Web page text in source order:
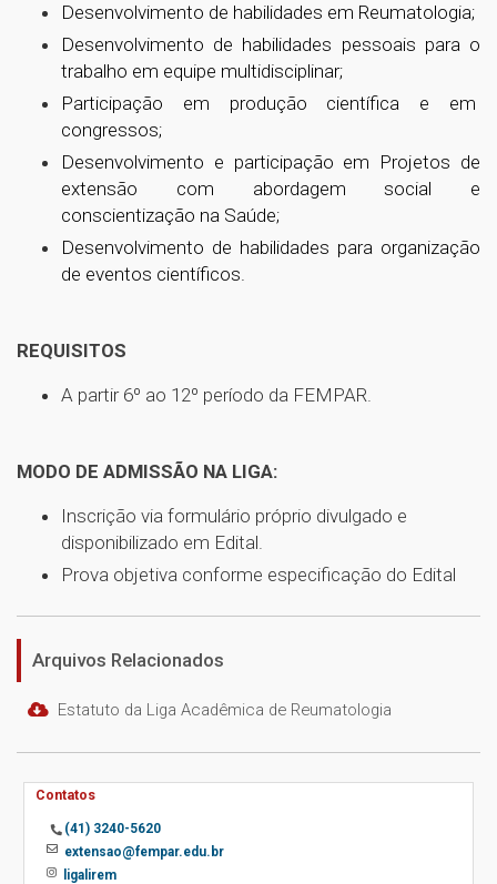
Desenvolvimento de habilidades em Reumatologia;
Desenvolvimento de habilidades pessoais para o
trabalho em equipe multidisciplinar;
Participação em produção científica e em
congressos;
Desenvolvimento e participação em Projetos de
extensão com abordagem social e
conscientização na Saúde;
Desenvolvimento de habilidades para organização
de eventos científicos.
REQUISITOS
A partir 6º ao 12º período da FEMPAR.
MODO DE ADMISSÃO NA LIGA:
Inscrição via formulário próprio divulgado e
disponibilizado em Edital.
Prova objetiva conforme especificação do Edital
Arquivos Relacionados
Estatuto da Liga Acadêmica de Reumatologia
Contatos
(41) 3240-5620
extensao@fempar.edu.br
ligalirem